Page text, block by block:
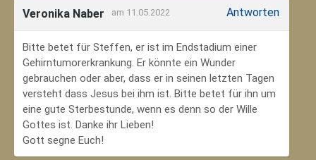
Veronika Naber am 11.05.2022 Antworten
Bitte betet für Steffen, er ist im Endstadium einer
Gehirntumorerkrankung. Er könnte ein Wunder
gebrauchen oder aber, dass er in seinen letzten Tagen
versteht dass Jesus bei ihm ist. Bitte betet für ihn um
eine gute Sterbestunde, wenn es denn so der Wille
Gottes ist. Danke ihr Lieben!
Gott segne Euch!